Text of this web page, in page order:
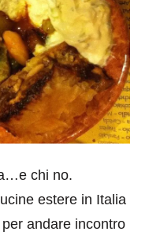
chi no.
estere in Italia
andare incontro